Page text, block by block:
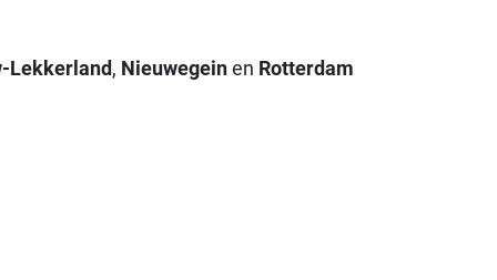
Lekkerland, Nieuwegeinen Rotterdam